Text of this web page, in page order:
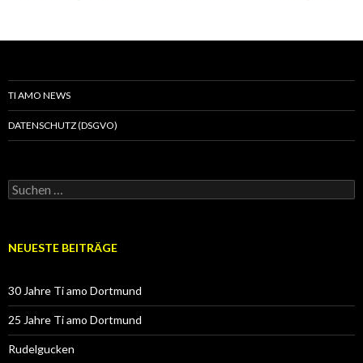
TI AMO NEWS
DATENSCHUTZ (DSGVO)
Suchen
nach:
NEUESTE BEITRÄGE
30 Jahre Ti amo Dortmund
25 Jahre Ti amo Dortmund
Rudelgucken